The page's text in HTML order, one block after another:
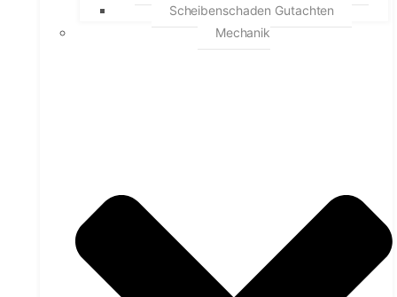
Scheibenschaden Gutachten
Mechanik